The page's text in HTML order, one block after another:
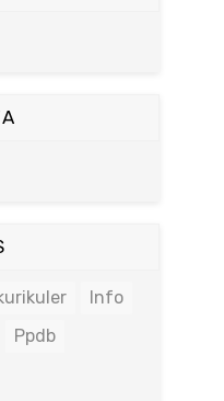
Info
Ppdb